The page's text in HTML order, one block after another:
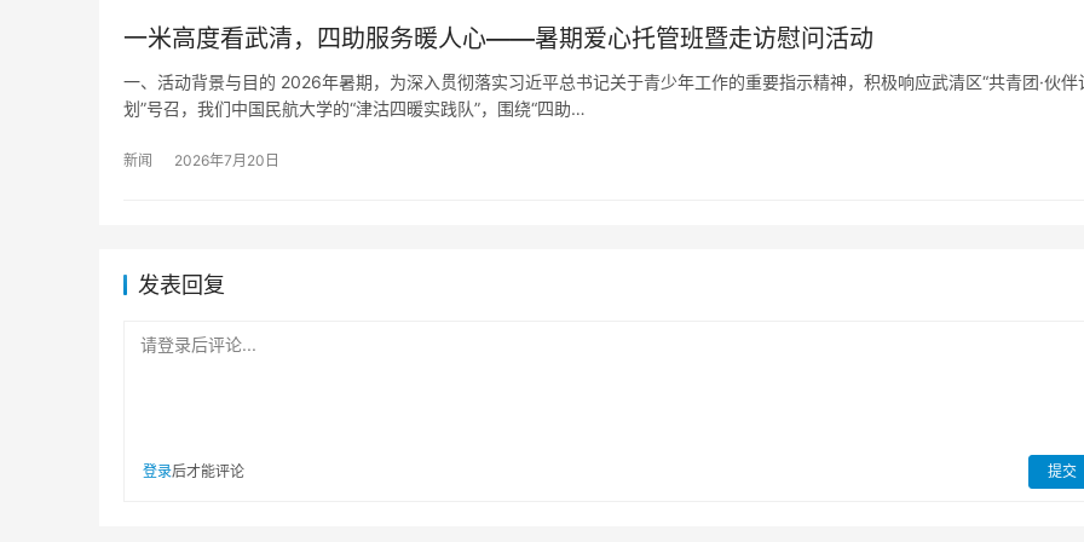
一米高度看武清，四助服务暖人心——暑期爱心托管班暨走访慰问活动
一、活动背景与目的 2026年暑期，为深入贯彻落实习近平总书记关于青少年工作的重要指示精神，积极响应武清区“共青团·伙伴
划”号召，我们中国民航大学的“津沽四暖实践队”，围绕“四助…
新闻 2026年7月20日
发表回复
请登录后评论...
登录后才能评论 提交